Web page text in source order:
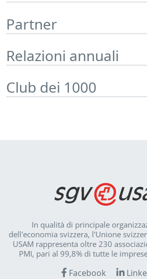
Partner
Relazioni annuali
Club dei 1000
In qualità di principale
dell'economia svizzera, l'Unione
USAM rappresenta oltre 230
PMI, pari al 99,8% di tutte le
Facebook